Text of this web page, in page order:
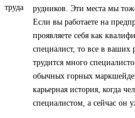
рудников. Эти места мы
Если вы работаете на
проявляете себя как
специалист, то все в
трудится много
обычных горных
карьерная история, когда
специалистом, а сейчас он